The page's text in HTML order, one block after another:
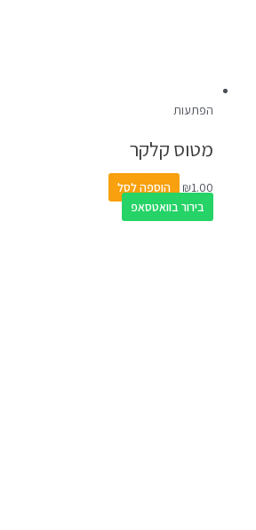
הפתעות
מטוס קלקר
₪1.00
הוספה לסל
בירור בוואטסאפ